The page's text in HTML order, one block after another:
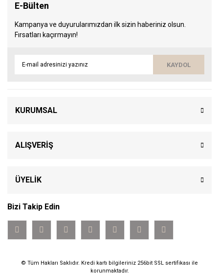
E-Bülten
Kampanya ve duyurularımızdan ilk sizin haberiniz olsun.
Fırsatları kaçırmayın!
KAYDOL
KURUMSAL
ALIŞVERİŞ
ÜYELİK
Bizi Takip Edin
© Tüm Hakları Saklıdır. Kredi kartı bilgileriniz 256bit SSL sertifikası ile
korunmaktadır.